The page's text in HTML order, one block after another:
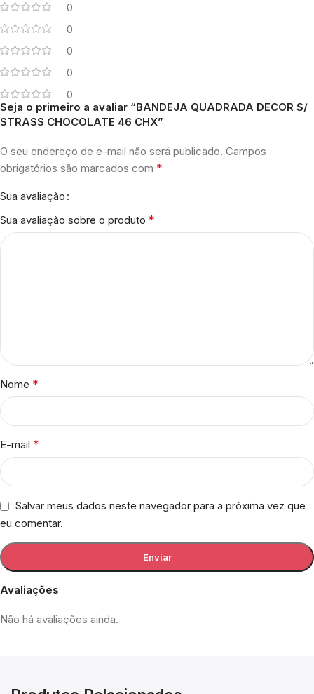
0
0
0
0
0
Avaliações
Não há avaliações ainda.
Seja o primeiro a avaliar “BANDEJA QUADRADA DECOR S/
STRASS CHOCOLATE 46 CHX”
O seu endereço de e-mail não será publicado. Campos
obrigatórios são marcados com *
Sua avaliação
Sua avaliação sobre o produto *
Nome *
E-mail *
Salvar meus dados neste navegador para a próxima vez que
eu comentar.